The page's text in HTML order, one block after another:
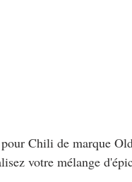
Chili de marque
votre mélange